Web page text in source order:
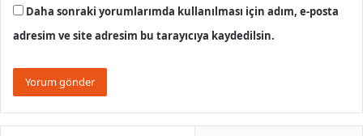
Daha sonraki yorumlarımda kullanılması için adım, e-posta
adresim ve site adresim bu tarayıcıya kaydedilsin.